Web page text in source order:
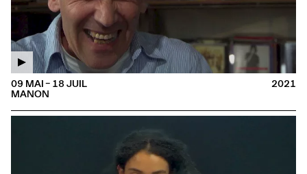
MANON
09 MAI – 18 JUIL 2021